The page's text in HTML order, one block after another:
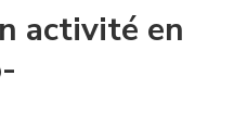
activité en